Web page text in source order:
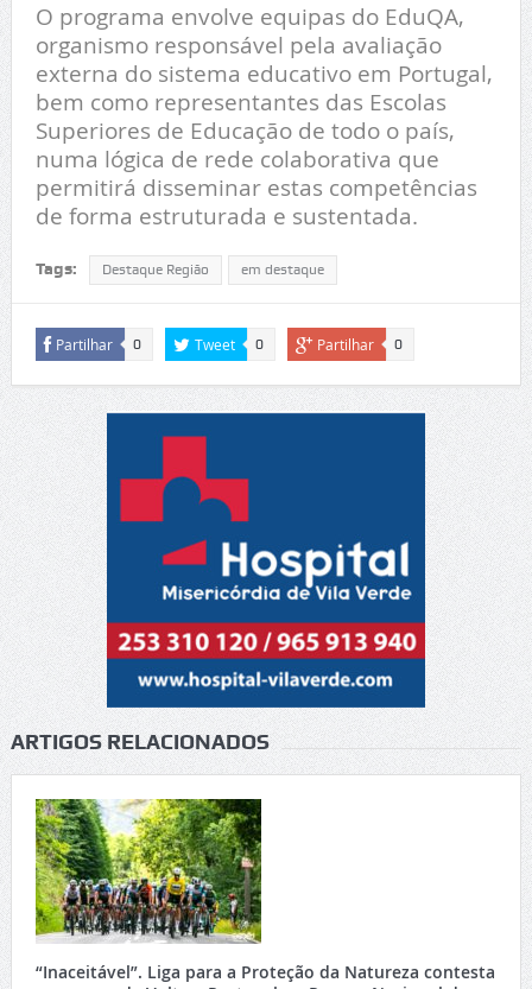
O programa envolve equipas do EduQA,
organismo responsável pela avaliação
externa do sistema educativo em Portugal,
bem como representantes das Escolas
Superiores de Educação de todo o país,
numa lógica de rede colaborativa que
permitirá disseminar estas competências
de forma estruturada e sustentada.
Tags: Destaque Região em destaque
Partilhar 0 Tweet 0 Partilhar 0
ARTIGOS RELACIONADOS
“Inaceitável”. Liga para a Proteção da Natureza contesta